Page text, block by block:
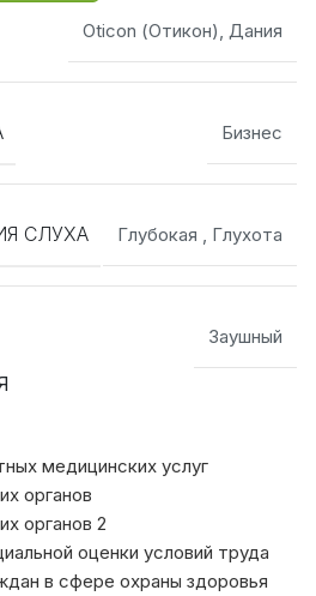
Oticon (Отикон), Дания
Бизнес
СЛУХА Глубокая Глухота
Заушный
медицинских услуг
органов
органов 2
оценки условий труда
в сфере охраны здоровья